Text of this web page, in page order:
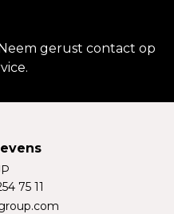
gerust contact op
75 11